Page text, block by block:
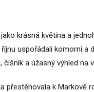
krásná květina a
uspořádali komorní a
číšník a úžasný výhled na
přestěhovala k Markově